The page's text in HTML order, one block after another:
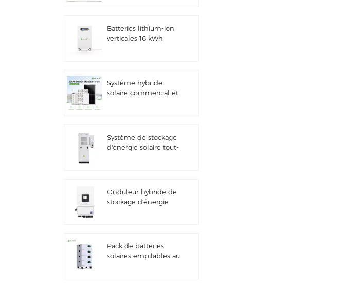
Batteries lithium-ion
verticales 16 kWh
Système hybride
solaire commercial et
Système de stockage
d'énergie solaire tout-
à batterie lithium 60
kWh, extérieur, 51,2 V,
Onduleur hybride de
stockage d'énergie
Pack de batteries
solaires empilables au